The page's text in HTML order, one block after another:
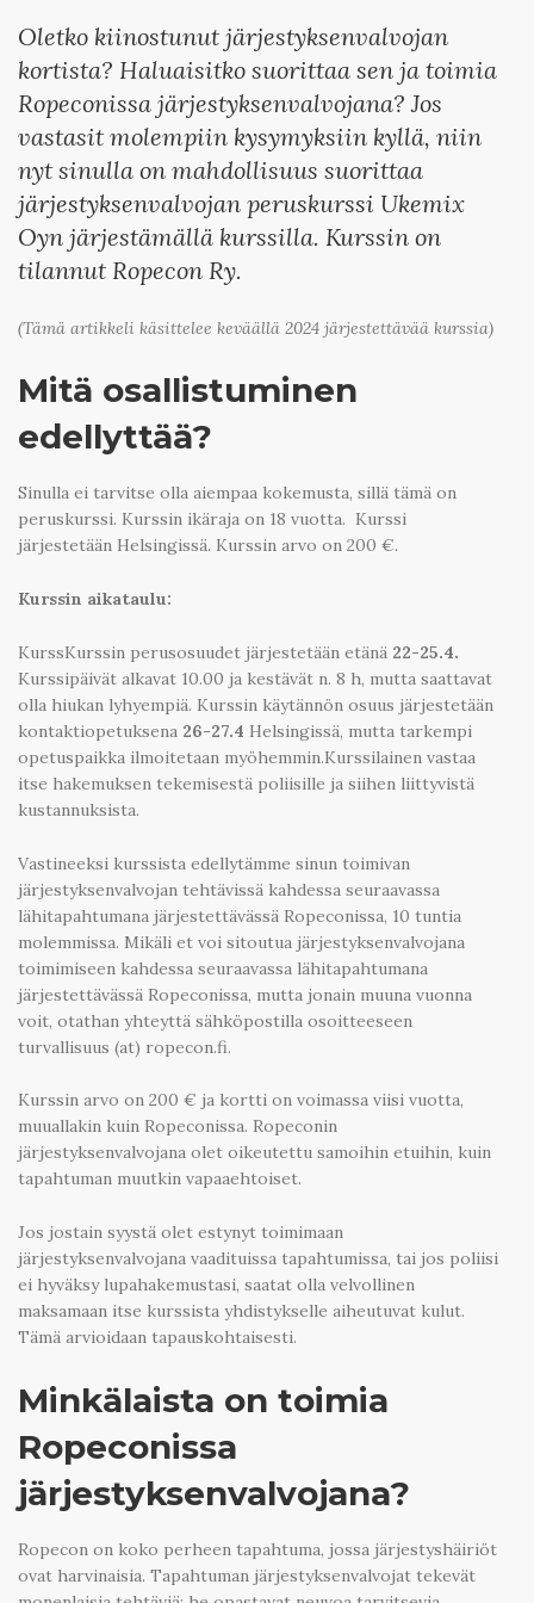
Oletko kiinostunut järjestyksenvalvojan
kortista? Haluaisitko suorittaa sen ja toimia
Ropeconissa järjestyksenvalvojana? Jos
vastasit molempiin kysymyksiin kyllä, niin
nyt sinulla on mahdollisuus suorittaa
järjestyksenvalvojan peruskurssi Ukemix
Oyn järjestämällä kurssilla. Kurssin on
tilannut Ropecon Ry.
(Tämä artikkeli käsittelee keväällä 2024 järjestettävää kurssia)
Mitä osallistuminen
edellyttää?
Sinulla ei tarvitse olla aiempaa kokemusta, sillä tämä on
peruskurssi. Kurssin ikäraja on 18 vuotta. Kurssi
järjestetään Helsingissä. Kurssin arvo on 200 €.
Kurssin aikataulu:
KurssKurssin perusosuudet järjestetään etänä 22-25.4.
Kurssipäivät alkavat 10.00 ja kestävät n. 8 h, mutta saattavat
olla hiukan lyhyempiä. Kurssin käytännön osuus järjestetään
kontaktiopetuksena 26-27.4 Helsingissä, mutta tarkempi
opetuspaikka ilmoitetaan myöhemmin.Kurssilainen vastaa
itse hakemuksen tekemisestä poliisille ja siihen liittyvistä
kustannuksista.
Vastineeksi kurssista edellytämme sinun toimivan
järjestyksenvalvojan tehtävissä kahdessa seuraavassa
lähitapahtumana järjestettävässä Ropeconissa, 10 tuntia
molemmissa. Mikäli et voi sitoutua järjestyksenvalvojana
toimimiseen kahdessa seuraavassa lähitapahtumana
järjestettävässä Ropeconissa, mutta jonain muuna vuonna
voit, otathan yhteyttä sähköpostilla osoitteeseen
turvallisuus (at) ropecon.fi.
Kurssin arvo on 200 € ja kortti on voimassa viisi vuotta,
muuallakin kuin Ropeconissa. Ropeconin
järjestyksenvalvojana olet oikeutettu samoihin etuihin, kuin
tapahtuman muutkin vapaaehtoiset.
Jos jostain syystä olet estynyt toimimaan
järjestyksenvalvojana vaadituissa tapahtumissa, tai jos poliisi
ei hyväksy lupahakemustasi, saatat olla velvollinen
maksamaan itse kurssista yhdistykselle aiheutuvat kulut.
Tämä arvioidaan tapauskohtaisesti.
Minkälaista on toimia
Ropeconissa
järjestyksenvalvojana?
Ropecon on koko perheen tapahtuma, jossa järjestyshäiriöt
ovat harvinaisia. Tapahtuman järjestyksenvalvojat tekevät